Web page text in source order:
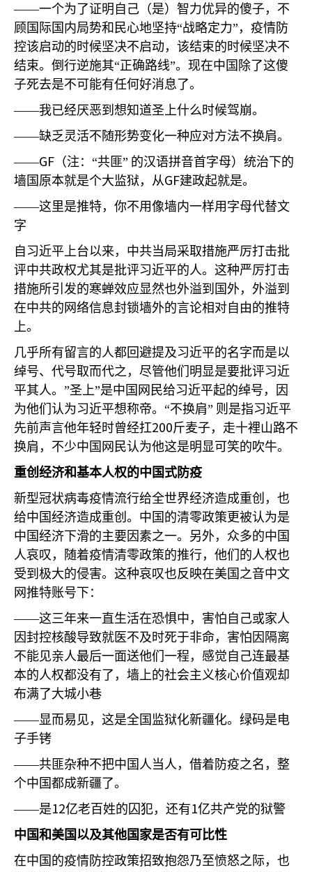
——一个为了证明自己（是）智力优异的傻子，不
顾国际国内局势和民心地坚持“战略定力”，疫情防
控该启动的时候坚决不启动，该结束的时候坚决不
结束。倒行逆施其“正确路线”。现在中国除了这傻
子死去是不可能有任何好消息了。
——我已经厌恶到想知道圣上什么时候驾崩。
——缺乏灵活不随形势变化一种应对方法不换肩。
——GF （注：“共匪” 的汉语拼音首字母）统治下的
墙国原本就是个大监狱，从GF建政起就是。
——这里是推特，你不用像墙内一样用字母代替文
字
自习近平上台以来，中共当局采取措施严厉打击批
评中共政权尤其是批评习近平的人。这种严厉打击
措施所引发的寒蝉效应显然也外溢到国外，外溢到
在中共的网络信息封锁墙外的言论相对自由的推特
上。
几乎所有留言的人都回避提及习近平的名字而是以
绰号、代号取而代之，尽管他们明显是要批评习近
平其人。”圣上”是中国网民给习近平起的绰号，因
为他们认为习近平想称帝。“不换肩” 则是指习近平
先前声言他年轻时曾经扛200斤麦子，走十裡山路不
换肩，不少中国网民认为他这是明显可笑的吹牛。
重创经济和基本人权的中国式防疫
新型冠状病毒疫情流行给全世界经济造成重创，也
给中国经济造成重创。中国的清零政策更被认为是
中国经济下滑的主要因素之一。另外，众多的中国
人哀叹，随着疫情清零政策的推行，他们的人权也
受到极大的侵害。这种哀叹也反映在美国之音中文
网推特账号下：
——这三年来一直生活在恐惧中，害怕自己或家人
因封控核酸导致就医不及时死于非命，害怕因隔离
不能见亲人最后一面送他们一程，感觉自己连最基
本的人权都没有了，墙上的社会主义核心价值观却
布满了大城小巷
——显而易见，这是全国监狱化新疆化。绿码是电
子手铐
——共匪杂种不把中国人当人，借着防疫之名，整
个中国都成新疆了。
——是12亿老百姓的囚犯，还有1亿共产党的狱警
中国和美国以及其他国家是否有可比性
在中国的疫情防控政策招致抱怨乃至愤怒之际，也